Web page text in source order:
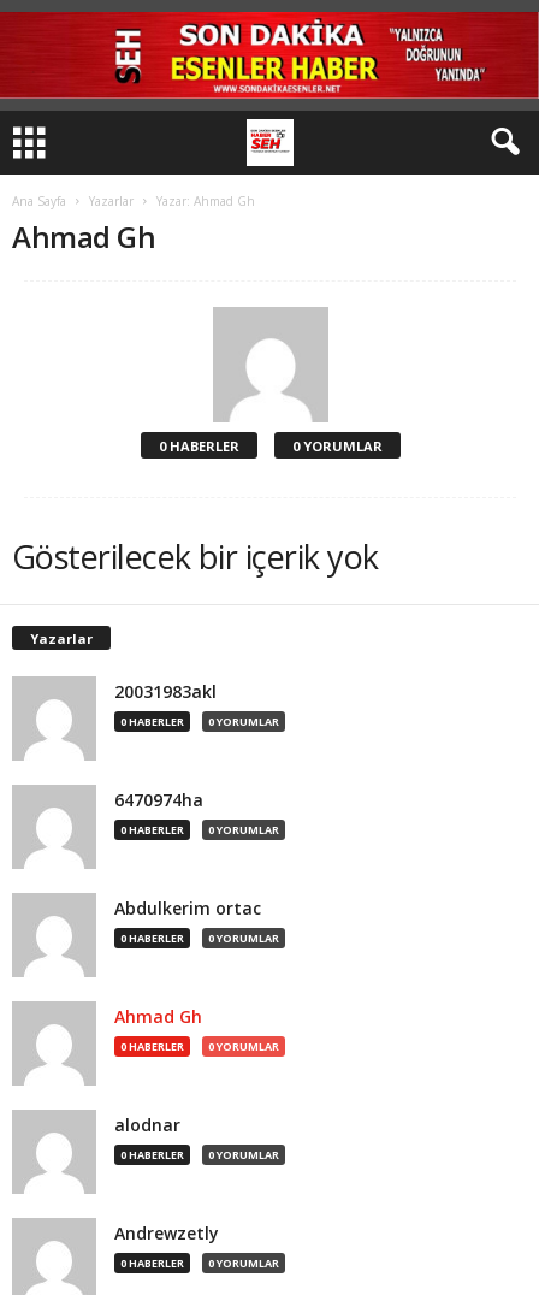
Ana Sayfa Yazarlar Yazar: Ahmad Gh
Ahmad Gh
0 HABERLER 0 YORUMLAR
Gösterilecek bir içerik yok
Yazarlar
20031983akl
0 HABERLER 0 YORUMLAR
6470974ha
0 HABERLER 0 YORUMLAR
Abdulkerim ortac
0 HABERLER 0 YORUMLAR
Ahmad Gh
0 HABERLER 0 YORUMLAR
alodnar
0 HABERLER 0 YORUMLAR
Andrewzetly
0 HABERLER 0 YORUMLAR